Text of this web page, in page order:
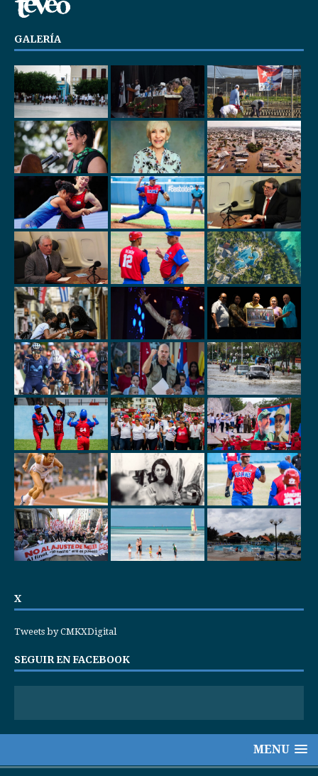
GALERÍA
X
Tweets by CMKXDigital
SEGUIR EN FACEBOOK
MENU